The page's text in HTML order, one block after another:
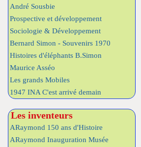
André Sousbie
Prospective et développement
Sociologie & Développement
Bernard Simon - Souvenirs 1970
Histoires d'éléphants B.Simon
Maurice Asséo
Les grands Mobiles
1947 INA C'est arrivé demain
Les inventeurs
ARaymond 150 ans d'Histoire
ARaymond Inauguration Musée